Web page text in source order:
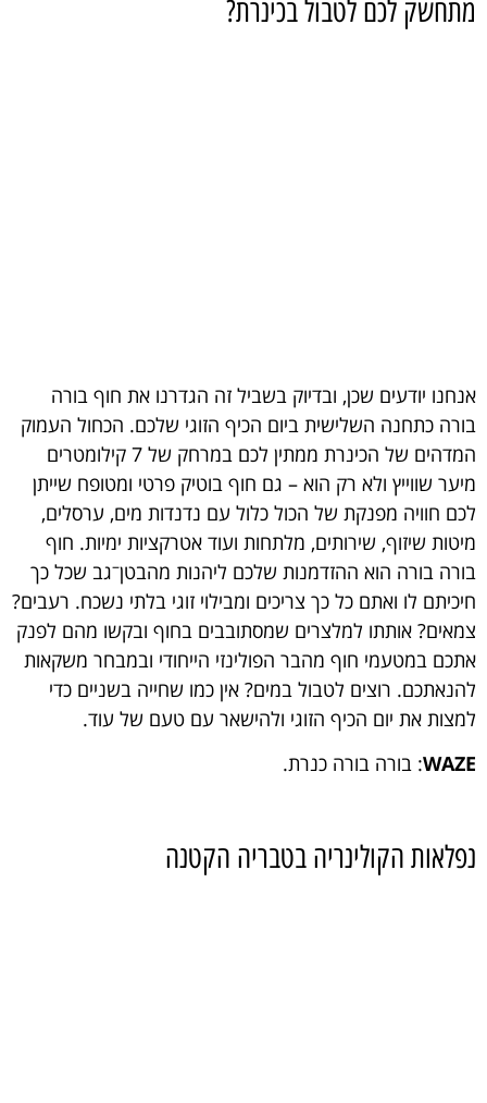
מתחשק לכם לטבול בכינרת?
אנחנו יודעים שכן, ובדיוק בשביל זה הגדרנו את חוף בורה
בורה כתחנה השלישית ביום הכיף הזוגי שלכם. הכחול העמוק
המדהים של הכינרת ממתין לכם במרחק של 7 קילומטרים
מיער שווייץ ולא רק הוא – גם חוף בוטיק פרטי ומטופח שייתן
לכם חוויה מפנקת של הכול כלול עם נדנדות מים, ערסלים,
מיטות שיזוף, שירותים, מלתחות ועוד אטרקציות ימיות. חוף
בורה בורה הוא ההזדמנות שלכם ליהנות מהבטן–גב שכל כך
חיכיתם לו ואתם כל כך צריכים ומבילוי זוגי בלתי נשכח. רעבים?
צמאים? אותתו למלצרים שמסתובבים בחוף ובקשו מהם לפנק
אתכם במטעמי חוף מהבר הפולינזי הייחודי ובמבחר משקאות
להנאתכם. רוצים לטבול במים? אין כמו שחייה בשניים כדי
למצות את יום הכיף הזוגי ולהישאר עם טעם של עוד.
WAZE: בורה בורה כנרת.
נפלאות הקולינריה בטבריה הקטנה